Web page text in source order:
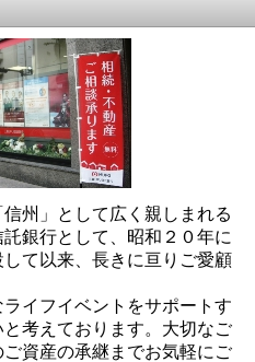
州」として広く親しまれる
銀行として、昭和２０年に
て以来、長きに亘りご愛顧
イフイベントをサポートす
考えております。大切なご
資産の承継までお気軽にご